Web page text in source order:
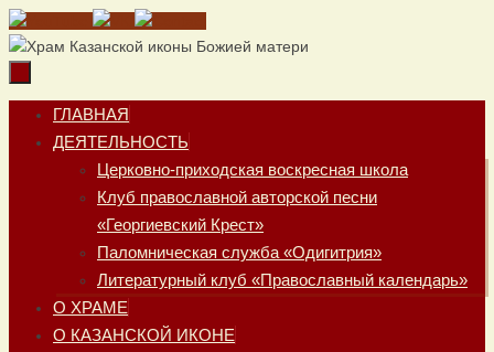
Перейти
к
Перейти
содержимому
ГЛАВНАЯ
ДЕЯТЕЛЬНОСТЬ
Церковно-приходская воскресная школа
Клуб православной авторской песни
«Георгиевский Крест»
Паломническая служба «Одигитрия»
Литературный клуб «Православный календарь»
О ХРАМЕ
О КАЗАНСКОЙ ИКОНЕ